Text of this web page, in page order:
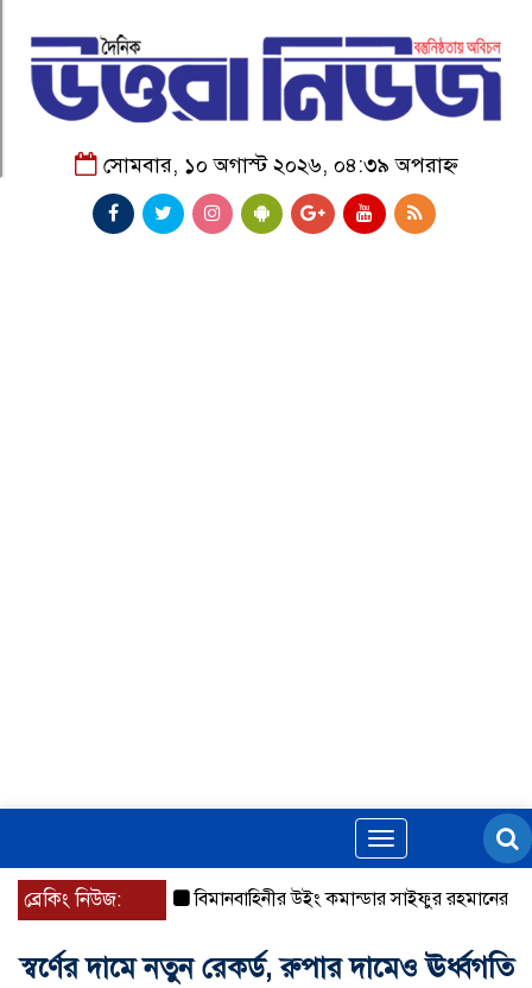
সোমবার, ১০ অগাস্ট ২০২৬, ০৪:৩৯ অপরাহ্ন
Toggle
navigation
ব্রেকিং নিউজ: বিমানবাহিনীর উইং কমান্ডার সাইফুর রহমানের বিরুদ্ধে
স্বর্ণের দামে নতুন রেকর্ড, রুপার দামেও ঊর্ধ্বগতি